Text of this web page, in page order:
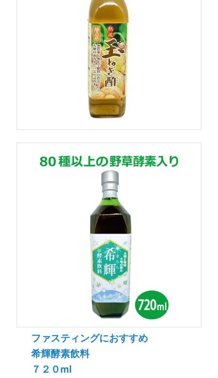
ファスティングにおすすめ
希輝酵素飲料
７２０ml